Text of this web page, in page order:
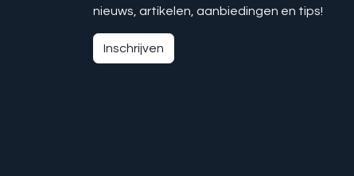
nieuws, artikelen, aanbiedingen en tips!
Inschrijven